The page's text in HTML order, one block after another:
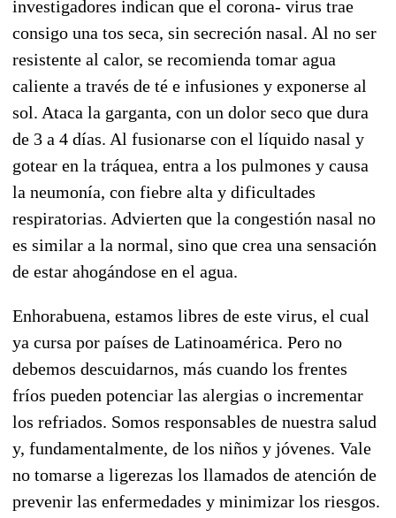
investigadores indican que el corona- virus trae
consigo una tos seca, sin secreción nasal. Al no ser
resistente al calor, se recomienda tomar agua
caliente a través de té e infusiones y exponerse al
sol. Ataca la garganta, con un dolor seco que dura
de 3 a 4 días. Al fusionarse con el líquido nasal y
gotear en la tráquea, entra a los pulmones y causa
la neumonía, con fiebre alta y dificultades
respiratorias. Advierten que la congestión nasal no
es similar a la normal, sino que crea una sensación
de estar ahogándose en el agua.
Enhorabuena, estamos libres de este virus, el cual
ya cursa por países de Latinoamérica. Pero no
debemos descuidarnos, más cuando los frentes
fríos pueden potenciar las alergias o incrementar
los refriados. Somos responsables de nuestra salud
y, fundamentalmente, de los niños y jóvenes. Vale
no tomarse a ligerezas los llamados de atención de
prevenir las enfermedades y minimizar los riesgos.